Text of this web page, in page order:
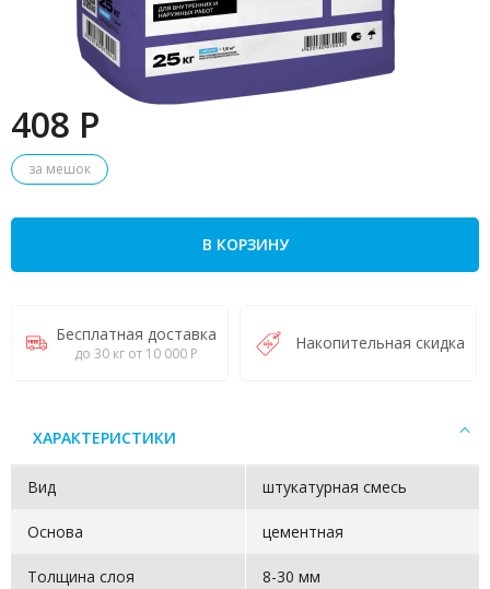
408 P
за мешок
В КОРЗИНУ
Бесплатная доставка
до 30 кг от 10 000 Р
Накопительная скидка
ХАРАКТЕРИСТИКИ
Вид штукатурная смесь
Основа цементная
Толщина слоя 8-30 мм